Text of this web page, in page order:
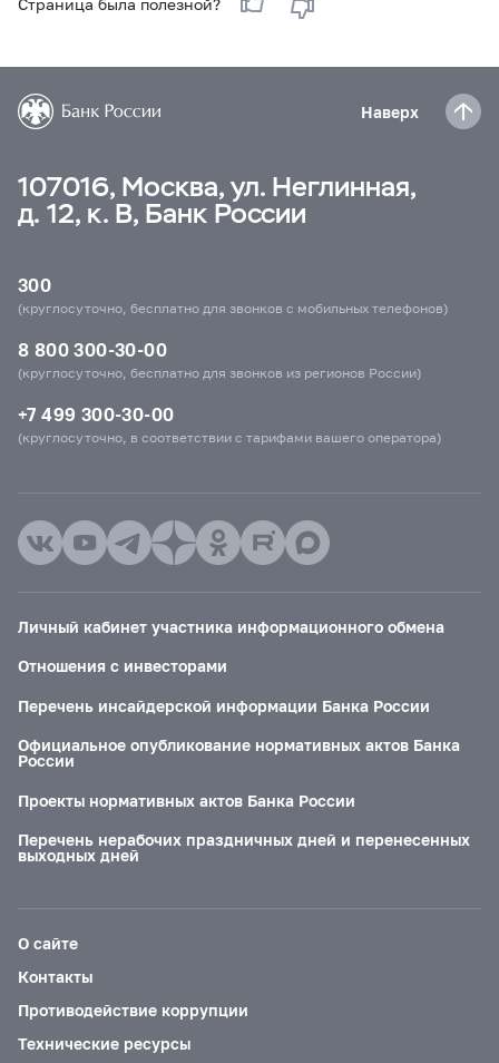
Страница была полезной?
Наверх
107016, Москва, ул. Неглинная,
д. 12, к. В, Банк России
300
(круглосуточно, бесплатно для звонков с мобильных телефонов)
8 800 300-30-00
(круглосуточно, бесплатно для звонков из регионов России)
+7 499 300-30-00
(круглосуточно, в соответствии с тарифами вашего оператора)
Личный кабинет участника информационного обмена
Отношения с инвесторами
Перечень инсайдерской информации Банка России
Официальное опубликование нормативных актов Банка
России
Проекты нормативных актов Банка России
Перечень нерабочих праздничных дней и перенесенных
выходных дней
О сайте
Контакты
Противодействие коррупции
Технические ресурсы